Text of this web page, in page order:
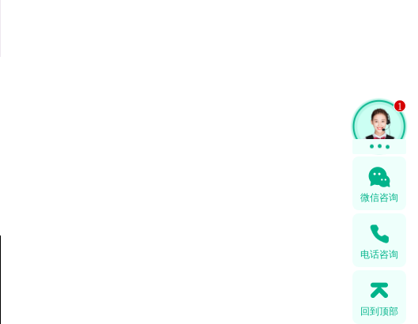
1
微信咨询
电话咨询
回到顶部